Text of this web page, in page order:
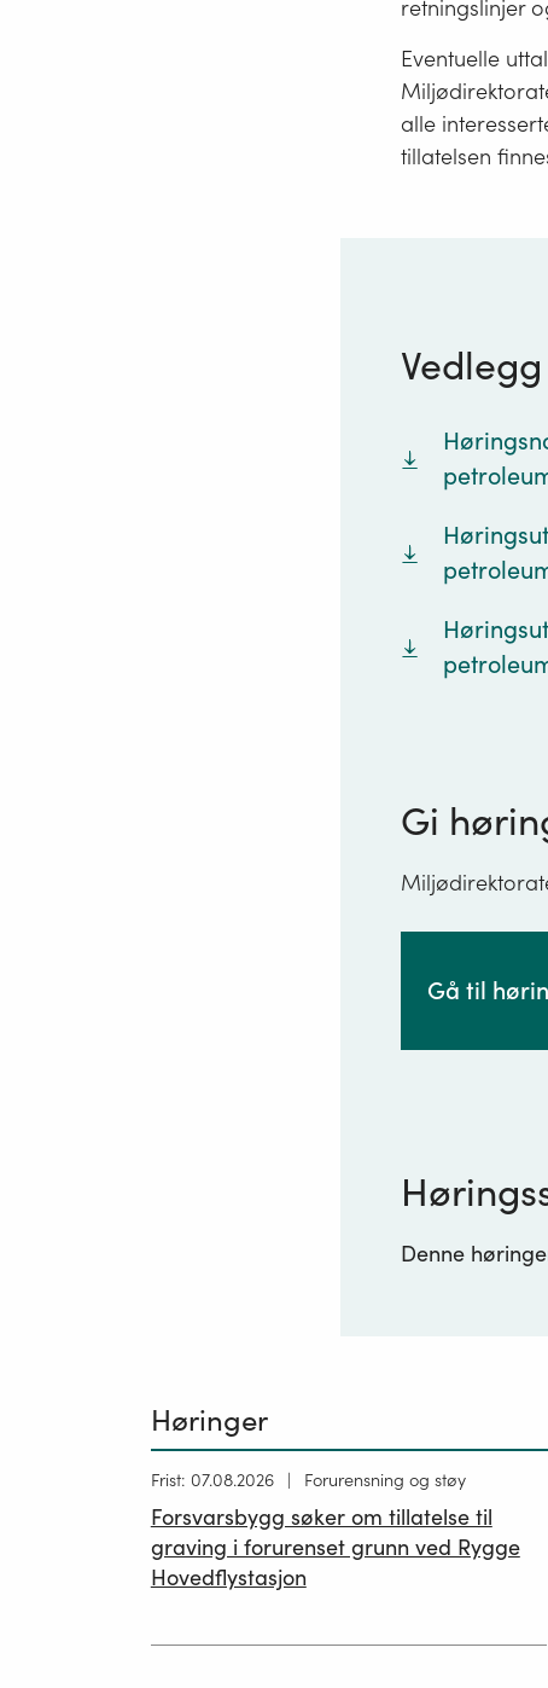
retningslinjer
Eventuelle
alle
tillatelsen
Vedlegg
Gi
Gå til
Denne
Høringer
Høring
publisert
26.06.2026
Frist: 07.08.2026 Forurensning og støy
Forsvarsbygg søker om tillatelse til
graving i forurenset grunn ved Rygge
Hovedflystasjon